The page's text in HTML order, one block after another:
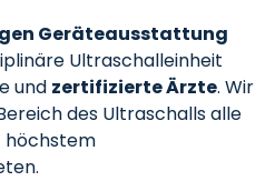
Geräteausstattung
Ultraschalleinheit
und zertifizierte Ärzte. Wir
des Ultraschalls alle
höchstem